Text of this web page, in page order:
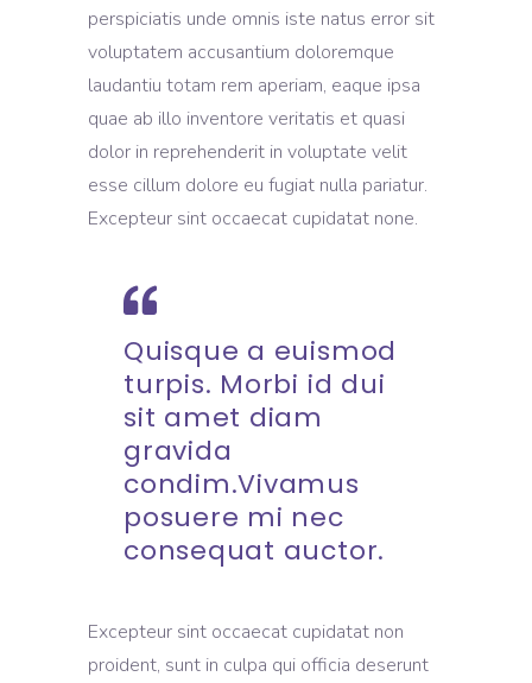
perspiciatis unde omnis iste natus error sit
voluptatem accusantium doloremque
laudantiu totam rem aperiam, eaque ipsa
quae ab illo inventore veritatis et quasi
dolor in reprehenderit in voluptate velit
esse cillum dolore eu fugiat nulla pariatur.
Excepteur sint occaecat cupidatat none.
Quisque a euismod
turpis. Morbi id dui
sit amet diam
gravida
condim.Vivamus
posuere mi nec
consequat auctor.
Excepteur sint occaecat cupidatat non
proident, sunt in culpa qui officia deserunt